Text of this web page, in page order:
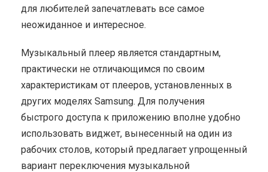
для любителей запечатлевать все самое
неожиданное и интересное.
Музыкальный плеер является стандартным,
практически не отличающимся по своим
характеристикам от плееров, установленных в
других моделях Samsung. Для получения
быстрого доступа к приложению вполне удобно
использовать виджет, вынесенный на один из
рабочих столов, который предлагает упрощенный
вариант переключения музыкальной